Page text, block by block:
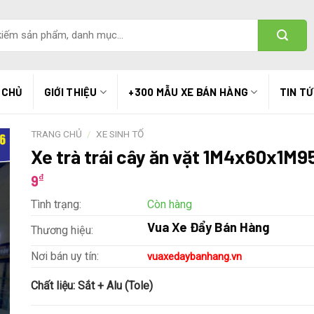
GIỚI THIỆU +300 MẪU XE BÁN HÀNG TIN
TRANG CHỦ / XE SINH TỐ
Xe trà trái cây ăn vặt
9₫
Tình trạng:
Còn hàng
Thương hiệu:
Vua Xe Đẩy Bán Hàng
Nơi bán uy tín: vuaxedaybanhang.vn
Chất liệu: Sắt + Alu (Tole)